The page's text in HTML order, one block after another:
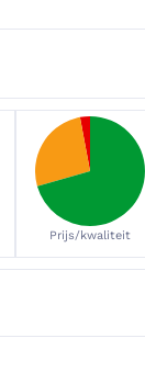
Prijs/kwaliteit